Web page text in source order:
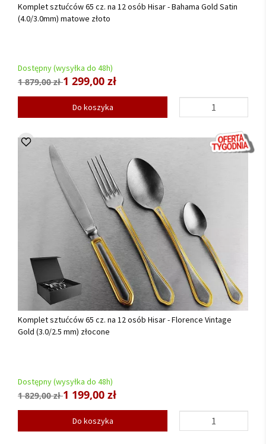
Komplet sztućców 65 cz. na 12 osób Hisar - Bahama Gold Satin
(4.0/3.0mm) matowe złoto
Dostępny (wysyłka do 48h)
1 879,00 zł1 299,00 zł
Do koszyka
Komplet sztućców 65 cz. na 12 osób Hisar - Florence Vintage
Gold (3.0/2.5 mm) złocone
Dostępny (wysyłka do 48h)
1 829,00 zł1 199,00 zł
Do koszyka